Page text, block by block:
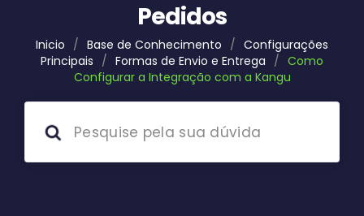
Pedidos
Inicio / Base de Conhecimento / Configurações
Principais / Formas de Envio e Entrega / Como
Configurar a Integração com a Kangu